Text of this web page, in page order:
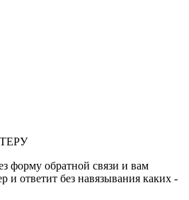
форму обратной связи и вам
и ответит без навязывания каких -